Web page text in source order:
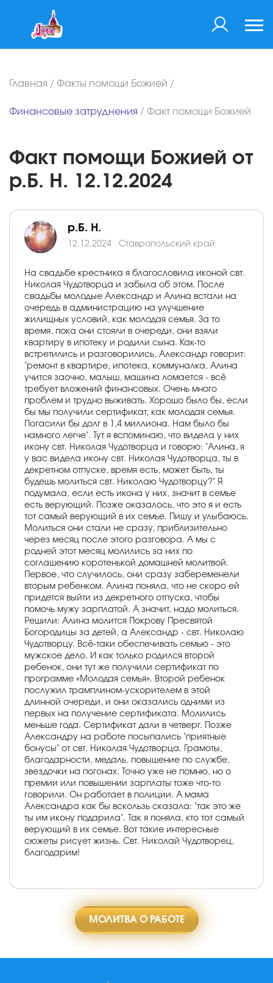
Главная / Факты помощи Божией /
Финансовые затруднения / Факт помощи Божией
Факт помощи Божией от
р.Б. Н. 12.12.2024
р.Б. Н.
12.12.2024 Ставропольский край
На свадьбе крестника я благословила иконой свт.
Николая Чудотворца и забыла об этом. После
свадьбы молодые Александр и Алина встали на
очередь в администрацию на улучшение
жилищных условий, как молодая семья. За то
время, пока они стояли в очереди, они взяли
квартиру в ипотеку и родили сына. Как-то
встретились и разговорились, Александр говорит:
"ремонт в квартире, ипотека, коммуналка, Алина
учится заочно, малыш, машина ломается - всё
требует вложений финансовых. Очень много
проблем и трудно выживать. Хорошо было бы, если
бы мы получили сертификат, как молодая семья.
Погасили бы долг в 1,4 миллиона. Нам было бы
намного легче". Тут я вспоминаю, что видела у них
икону свт. Николая Чудотворца и говорю: "Алина, я
у вас видела икону свт. Николая Чудотворца, ты в
декретном отпуске, время есть, может быть, ты
будешь молиться свт. Николаю Чудотворцу?" Я
подумала, если есть икона у них, значит в семье
есть верующий. Позже оказалось, что это я и есть
тот самый верующий в их семье. Пишу и улыбаюсь.
Молиться они стали не сразу, приблизительно
через месяц после этого разговора. А мы с
родней этот месяц молились за них по
соглашению коротенькой домашней молитвой.
Первое, что случилось, они сразу забеременели
вторым ребенком. Алина поняла, что не скоро ей
придется выйти из декретного отпуска, чтобы
помочь мужу зарплатой. А значит, надо молиться.
Решили: Алина молится Покрову Пресвятой
Богородицы за детей, а Александр - свт. Николаю
Чудотворцу. Всё-таки обеспечивать семью - это
мужское дело. И как только родился второй
ребенок, они тут же получили сертификат по
программе «Молодая семья». Второй ребенок
послужил трамплином-ускорителем в этой
длинной очереди, и они оказались одними из
первых на получение сертификата. Молились
меньше года. Сертификат дали в четверг. Позже
Александру на работе посыпались "приятные
бонусы" от свт. Николая Чудотворца. Грамоты,
благодарности, медаль, повышение по службе,
звездочки на погонах. Точно уже не помню, но о
премии или повышении зарплаты тоже что-то
говорили. Он работает в полиции. А мама
Александра как бы вскользь сказала: "так это же
ты им икону подарила". Так я поняла, кто тот самый
верующий в их семье. Вот такие интересные
сюжеты рисует жизнь. Свт. Николай Чудотворец,
благодарим!
МОЛИТВА О РАБОТЕ